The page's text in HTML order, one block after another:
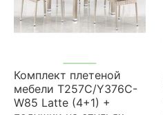
Комплект плетеной
мебели T257C/Y376C-
W85 Latte (4+1) +